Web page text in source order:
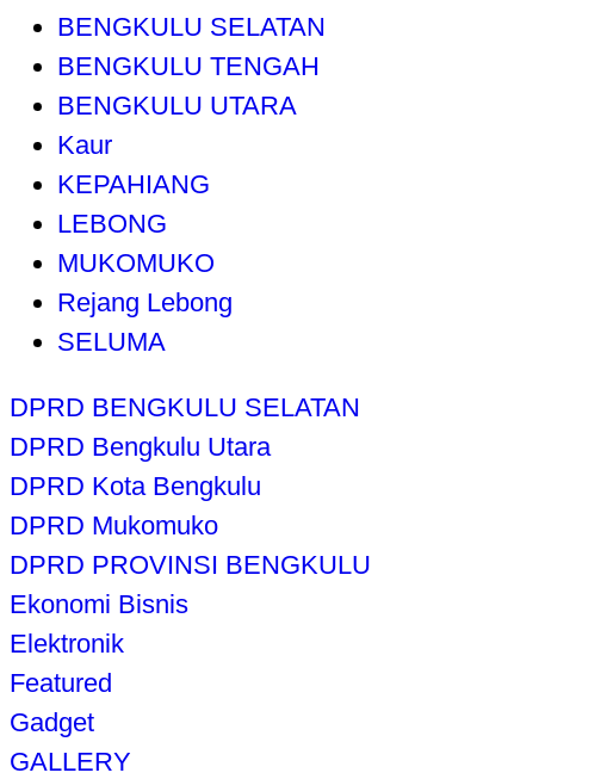
BENGKULU SELATAN
BENGKULU TENGAH
BENGKULU UTARA
Kaur
KEPAHIANG
LEBONG
MUKOMUKO
Rejang Lebong
SELUMA
DPRD BENGKULU SELATAN
DPRD Bengkulu Utara
DPRD Kota Bengkulu
DPRD Mukomuko
DPRD PROVINSI BENGKULU
Ekonomi Bisnis
Elektronik
Featured
Gadget
GALLERY